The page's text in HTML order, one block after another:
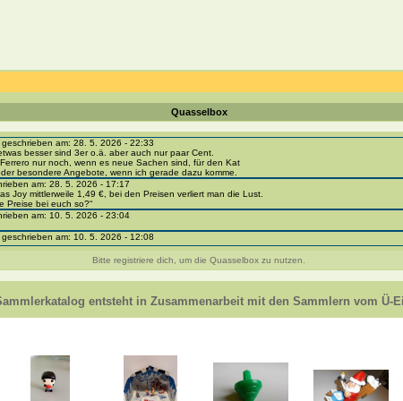
Quasselbox
am: 28. 5. 2026 - 22:33
besser sind 3er o.ä. aber auch nur paar Cent.
nur noch, wenn es neue Sachen sind, für den Kat
besondere Angebote, wenn ich gerade dazu komme.
am: 28. 5. 2026 - 17:17
Joy mittlerweile 1,49 €, bei den Preisen verliert man die Lust.
Preise bei euch so?“
am: 10. 5. 2026 - 23:04
am: 10. 5. 2026 - 12:08
portal-sammlerkatalog.de/categories.php?cat_id=1043
- BPZ obere Reihe
zur Strafe die nächsten 3 Monate keine Ü-Eier bekommen ;))
310, 318 und 326 habe ich keine BPZ
leider weggeworfen *grrrr* ;)
am: 29. 4. 2026 - 18:04
mir auch ein
am: 28. 4. 2026 - 21:01
Erinnerung ... oder?
Bitte registriere dich, um die Quasselbox zu nutzen.
entsteht in Zusammenarbeit mit den Sammlern vom Ü-